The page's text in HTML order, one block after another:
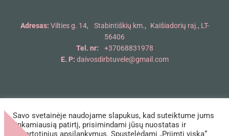
Adresas: Vilties g. 14, Stabintiškių km., Kaišiadorių raj., LT-
56406
Tel. nr:
+37068831978
E. P: daivosdirbtuvele@gmail.com
Copyright © 2018 - 2026 Daivos dirbtuvėlė | Powered by Daivos
dirbtuvėlė
Savo svetainėje naudojame slapukus, kad suteiktume jums
tinkamiausią patirtį, prisimindami jūsų nuostatas ir
pakartotinius apsilankymus. Spustelėdami „Priimti viską“